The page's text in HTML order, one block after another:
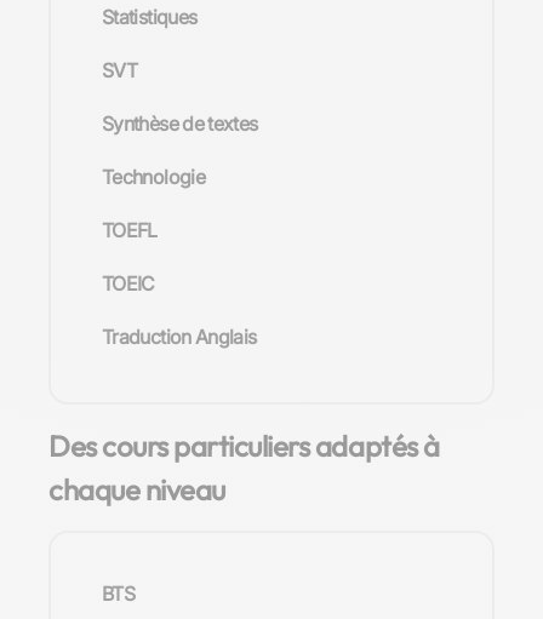
Statistiques
SVT
Synthèse de textes
Technologie
TOEFL
TOEIC
Traduction Anglais
Des cours particuliers adaptés à
chaque niveau
BTS